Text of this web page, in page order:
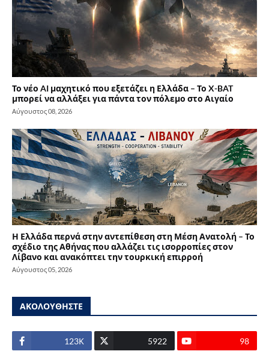
Το νέο AI μαχητικό που εξετάζει η Ελλάδα – Το X-BAT
μπορεί να αλλάξει για πάντα τον πόλεμο στο Αιγαίο
Αύγουστος 08, 2026
Η Ελλάδα περνά στην αντεπίθεση στη Μέση Ανατολή – Το
σχέδιο της Αθήνας που αλλάζει τις ισορροπίες στον
Λίβανο και ανακόπτει την τουρκική επιρροή
Αύγουστος 05, 2026
ΑΚΟΛΟΥΘΗΣΤΕ
123Κ 5922 98